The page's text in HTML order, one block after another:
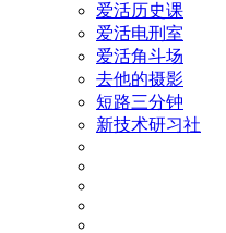
爱活历史课
爱活电刑室
爱活角斗场
去他的摄影
短路三分钟
新技术研习社